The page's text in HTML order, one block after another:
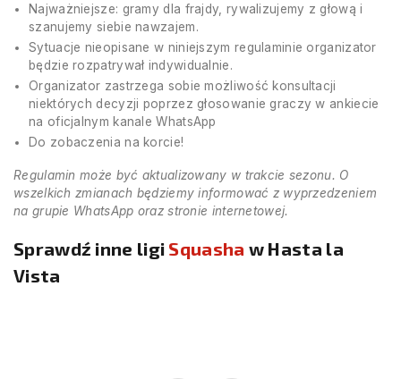
Najważniejsze: gramy dla frajdy, rywalizujemy z głową i
szanujemy siebie nawzajem.
Sytuacje nieopisane w niniejszym regulaminie organizator
będzie rozpatrywał indywidualnie.
Organizator zastrzega sobie możliwość konsultacji
niektórych decyzji poprzez głosowanie graczy w ankiecie
na oficjalnym kanale WhatsApp
Do zobaczenia na korcie!
Regulamin może być aktualizowany w trakcie sezonu. O
wszelkich zmianach będziemy informować z wyprzedzeniem
na grupie WhatsApp oraz stronie internetowej.
Sprawdź inne ligi Squasha w Hasta la
Vista